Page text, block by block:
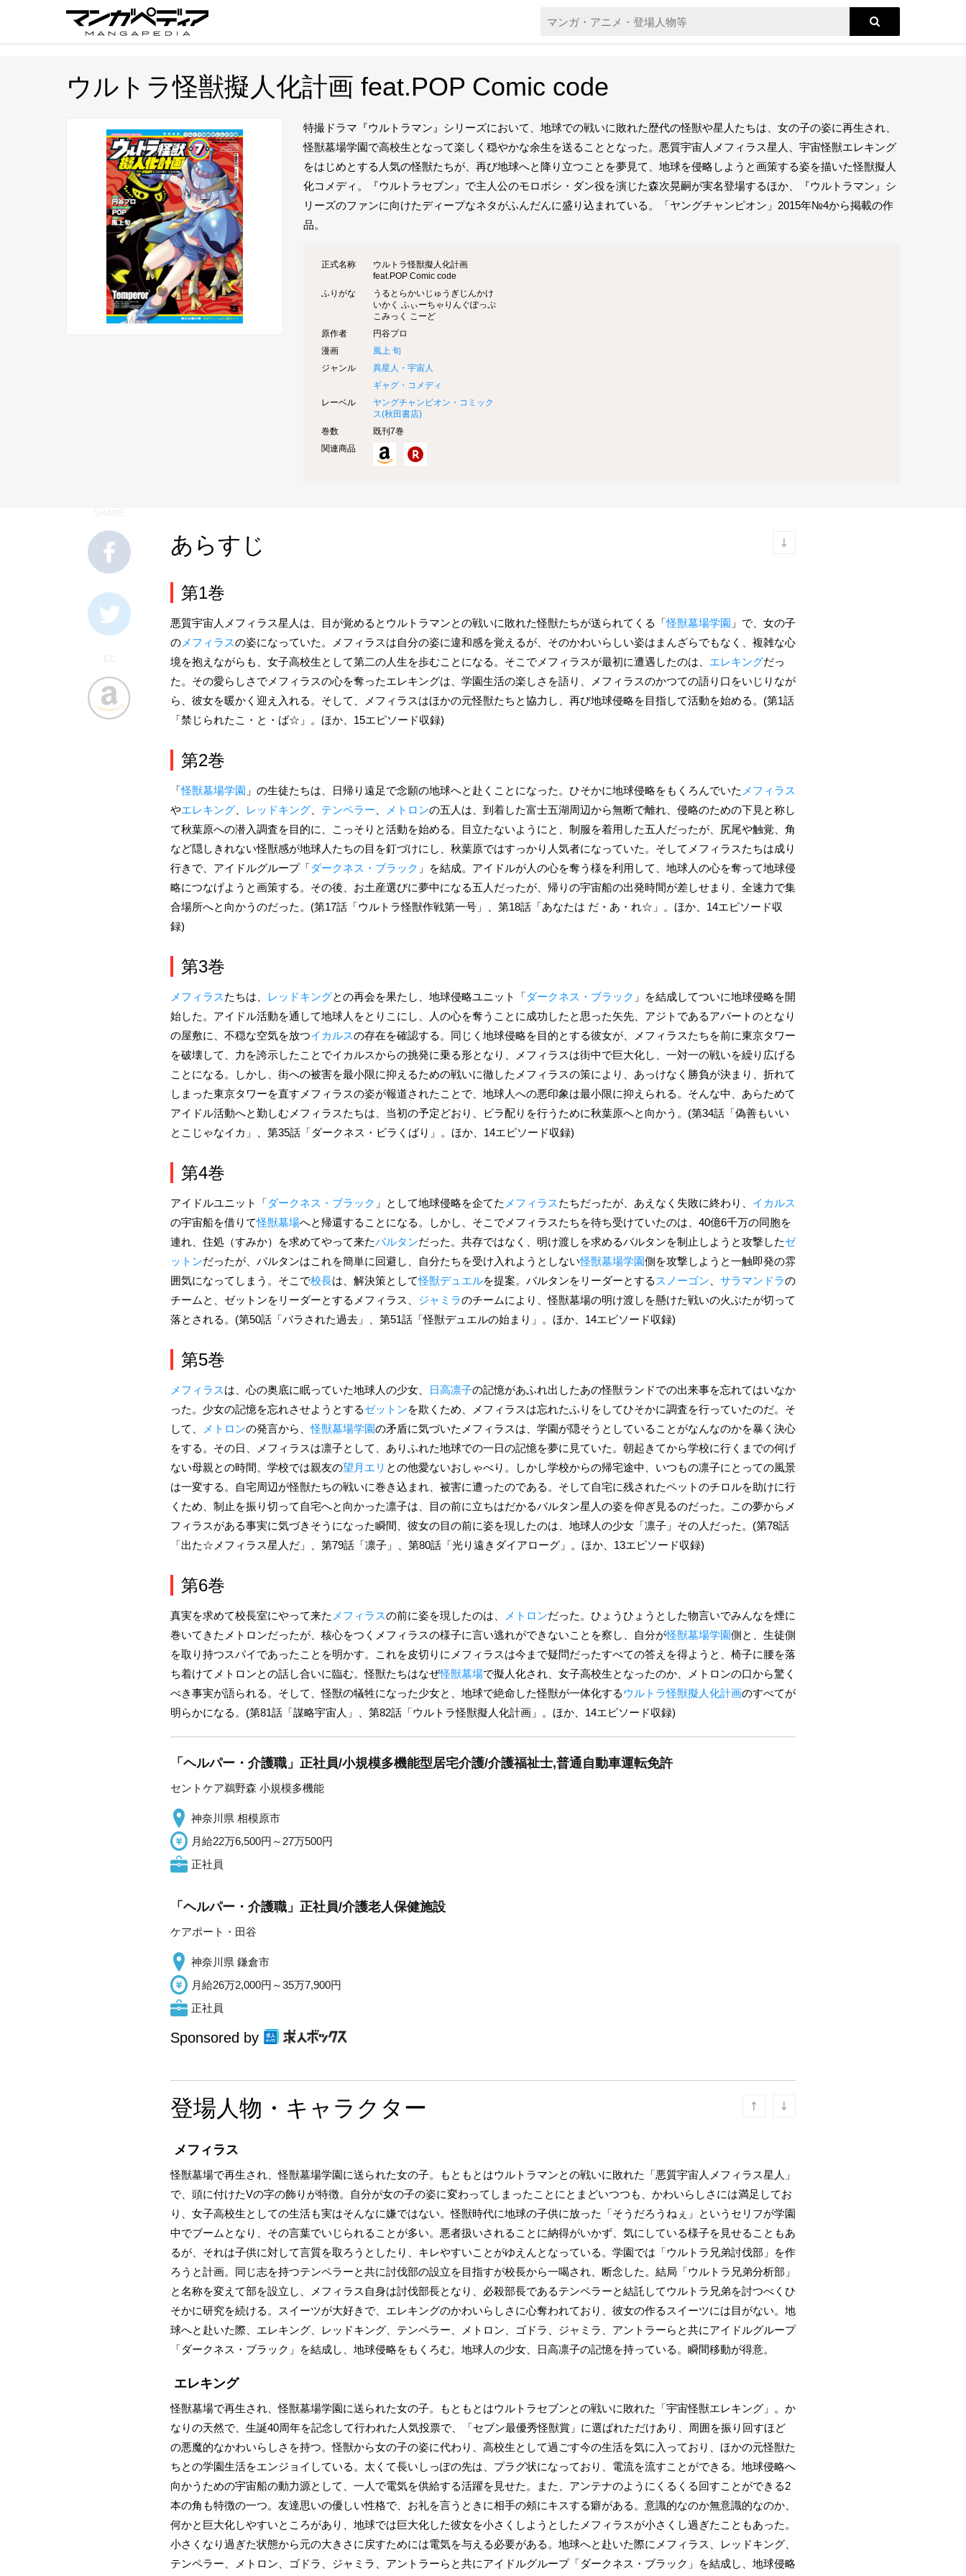
ウルトラ怪獣擬人化計画 feat.POP Comic code
特撮ドラマ『ウルトラマン』シリーズにおいて、地球での戦いに敗れた歴代の怪獣や星人たちは、女の子の姿に再生され、
怪獣墓場学園で高校生となって楽しく穏やかな余生を送ることとなった。悪質宇宙人メフィラス星人、宇宙怪獣エレキング
をはじめとする人気の怪獣たちが、再び地球へと降り立つことを夢見て、地球を侵略しようと画策する姿を描いた怪獣擬人
化コメディ。『ウルトラセブン』で主人公のモロボシ・ダン役を演じた森次晃嗣が実名登場するほか、『ウルトラマン』シ
リーズのファンに向けたディープなネタがふんだんに盛り込まれている。「ヤングチャンピオン」2015年№4から掲載の作
品。
正式名称
ウルトラ怪獣擬人化計画
feat.POP Comic code
ふりがな
うるとらかいじゅうぎじんかけ
いかく ふぃーちゃりんぐぽっぷ
こみっく こーど
原作者
円谷プロ
漫画
風上 旬
ジャンル
異星人・宇宙人
ギャグ・コメディ
レーベル
ヤングチャンピオン・コミック
ス(秋田書店)
巻数
既刊7巻
関連商品
あらすじ
第1巻
悪質宇宙人メフィラス星人は、目が覚めるとウルトラマンとの戦いに敗れた怪獣たちが送られてくる「怪獣墓場学園 」で、女の子
の メフィラスの姿になっていた。メフィラスは自分の姿に違和感を覚えるが、そのかわいらしい姿はまんざらでもなく、複雑な心
境を抱えながらも、女子高校生として第二の人生を歩むことになる。そこでメフィラスが最初に遭遇したのは、 エレキングだっ
た。その愛らしさでメフィラスの心を奪ったエレキングは、学園生活の楽しさを語り、メフィラスのかつての語り口をいじりなが
ら、彼女を暖かく迎え入れる。そして、メフィラスはほかの元怪獣たちと協力し、再び地球侵略を目指して活動を始める。(第1話
「禁じられたこ・と・ば☆」。ほか、15エピソード収録)
第2巻
「怪獣墓場学園 」の生徒たちは、日帰り遠足で念願の地球へと赴くことになった。ひそかに地球侵略をもくろんでいた メフィラス
やエレキング レッドキング テンペラー メトロンの五人は、到着した富士五湖周辺から無断で離れ、侵略のための下見と称し
て秋葉原への潜入調査を目的に、こっそりと活動を始める。目立たないようにと、制服を着用した五人だったが、尻尾や触覚、角
など隠しきれない怪獣感が地球人たちの目を釘づけにし、秋葉原ではすっかり人気者になっていた。そしてメフィラスたちは成り
行きで、アイドルグループ「ダークネス・ブラック 」を結成。アイドルが人の心を奪う様を利用して、地球人の心を奪って地球侵
略につなげようと画策する。その後、お土産選びに夢中になる五人だったが、帰りの宇宙船の出発時間が差しせまり、全速力で集
合場所へと向かうのだった。(第17話「ウルトラ怪獣作戦第一号」、第18話「あなたは だ・あ・れ☆」。ほか、14エピソード収
録)
第3巻
メフィラスたちは、 レッドキングとの再会を果たし、地球侵略ユニット「ダークネス・ブラック 」を結成してついに地球侵略を開
始した。アイドル活動を通して地球人をとりこにし、人の心を奪うことに成功したと思った矢先、アジトであるアパートのとなり
の屋敷に、不穏な空気を放つイカルスの存在を確認する。同じく地球侵略を目的とする彼女が、メフィラスたちを前に東京タワー
を破壊して、力を誇示したことでイカルスからの挑発に乗る形となり、メフィラスは街中で巨大化し、一対一の戦いを繰り広げる
ことになる。しかし、街への被害を最小限に抑えるための戦いに徹したメフィラスの策により、あっけなく勝負が決まり、折れて
しまった東京タワーを直すメフィラスの姿が報道されたことで、地球人への悪印象は最小限に抑えられる。そんな中、あらためて
アイドル活動へと勤しむメフィラスたちは、当初の予定どおり、ビラ配りを行うために秋葉原へと向かう。(第34話「偽善もいい
とこじゃなイカ」、第35話「ダークネス・ビラくばり」。ほか、14エピソード収録)
第4巻
アイドルユニット「ダークネス・ブラック 」として地球侵略を企てた メフィラスたちだったが、あえなく失敗に終わり、 イカルス
の宇宙船を借りて怪獣墓場へと帰還することになる。しかし、そこでメフィラスたちを待ち受けていたのは、40億6千万の同胞を
連れ、住処（すみか）を求めてやって来たバルタンだった。共存ではなく、明け渡しを求めるバルタンを制止しようと攻撃したゼ
ットンだったが、バルタンはこれを簡単に回避し、自分たちを受け入れようとしない怪獣墓場学園側を攻撃しようと一触即発の雰
囲気になってしまう。そこで校長は、解決策として怪獣デュエルを提案。バルタンをリーダーとする スノーゴン サラマンドラの
チームと、ゼットンをリーダーとするメフィラス、 ジャミラのチームにより、怪獣墓場の明け渡しを懸けた戦いの火ぶたが切って
落とされる。(第50話「バラされた過去」、第51話「怪獣デュエルの始まり」。ほか、14エピソード収録)
第5巻
メフィラスは、心の奥底に眠っていた地球人の少女、 日高凛子の記憶があふれ出したあの怪獣ランドでの出来事を忘れてはいなか
った。少女の記憶を忘れさせようとするゼットンを欺くため、メフィラスは忘れたふりをしてひそかに調査を行っていたのだ。そ
して、
メトロンの発言から、怪獣墓場学園の矛盾に気づいたメフィラスは、学園が隠そうとしていることがなんなのかを暴く決心
をする。その日、メフィラスは凛子として、ありふれた地球での一日の記憶を夢に見ていた。朝起きてから学校に行くまでの何げ
ない母親との時間、学校では親友の望月エリ との他愛ないおしゃべり。しかし学校からの帰宅途中、いつもの凛子にとっての風景
は一変する。自宅周辺が怪獣たちの戦いに巻き込まれ、被害に遭ったのである。そして自宅に残されたペットのチロルを助けに行
くため、制止を振り切って自宅へと向かった凛子は、目の前に立ちはだかるバルタン星人の姿を仰ぎ見るのだった。この夢からメ
フィラスがある事実に気づきそうになった瞬間、彼女の目の前に姿を現したのは、地球人の少女「凛子」その人だった。(第78話
「出た☆メフィラス星人だ」、第79話「凛子」、第80話「光り遠きダイアローグ」。ほか、13エピソード収録)
第6巻
真実を求めて校長室にやって来た メフィラスの前に姿を現したのは、 メトロンだった。ひょうひょうとした物言いでみんなを煙に
巻いてきたメトロンだったが、核心をつくメフィラスの様子に言い逃れができないことを察し、自分が怪獣墓場学園側と、生徒側
を取り持つスパイであったことを明かす。これを皮切りにメフィラスは今まで疑問だったすべての答えを得ようと、椅子に腰を落
ち着けてメトロンとの話し合いに臨む。怪獣たちはなぜ怪獣墓場で擬人化され、女子高校生となったのか、メトロンの口から驚く
べき事実が語られる。そして、怪獣の犠牲になった少女と、地球で絶命した怪獣が一体化するウルトラ怪獣擬人化計画のすべてが
明らかになる。(第81話「謀略宇宙人」、第82話「ウルトラ怪獣擬人化計画」。ほか、14エピソード収録)
「ヘルパー・介護職」正社員/小規模多機能型居宅介護/介護福祉士,普通自動車運転免許
セントケア鵜野森 小規模多機能
神奈川県 相模原市
月給22万6,500円～27万500円
正社員
「ヘルパー・介護職」正社員/介護老人保健施設
ケアポート・田谷
神奈川県 鎌倉市
月給26万2,000円～35万7,900円
正社員
Sponsored by
登場人物・キャラクター
メフィラス
怪獣墓場で再生され、怪獣墓場学園に送られた女の子。もともとはウルトラマンとの戦いに敗れた「悪質宇宙人メフィラス星人」
で、頭に付けたVの字の飾りが特徴。自分が女の子の姿に変わってしまったことにとまどいつつも、かわいらしさには満足してお
り、女子高校生としての生活も実はそんなに嫌ではない。怪獣時代に地球の子供に放った「そうだろうねぇ」というセリフが学園
中でブームとなり、その言葉でいじられることが多い。悪者扱いされることに納得がいかず、気にしている様子を見せることもあ
るが、それは子供に対して言質を取ろうとしたり、キレやすいことがゆえんとなっている。学園では「ウルトラ兄弟討伐部」を作
ろうと計画。同じ志を持つテンペラーと共に討伐部の設立を目指すが校長から一喝され、断念した。結局「ウルトラ兄弟分析部」
と名称を変えて部を設立し、メフィラス自身は討伐部長となり、必殺部長であるテンペラーと結託してウルトラ兄弟を討つべくひ
そかに研究を続ける。スイーツが大好きで、エレキングのかわいらしさに心奪われており、彼女の作るスイーツには目がない。地
球へと赴いた際、エレキング、レッドキング、テンペラー、メトロン、ゴドラ、ジャミラ、アントラーらと共にアイドルグループ
「ダークネス・ブラック」を結成し、地球侵略をもくろむ。地球人の少女、日高凛子の記憶を持っている。瞬間移動が得意。
エレキング
怪獣墓場で再生され、怪獣墓場学園に送られた女の子。もともとはウルトラセブンとの戦いに敗れた「宇宙怪獣エレキング」。か
なりの天然で、生誕40周年を記念して行われた人気投票で、「セブン最優秀怪獣賞」に選ばれただけあり、周囲を振り回すほど
の悪魔的なかわいらしさを持つ。怪獣から女の子の姿に代わり、高校生として過ごす今の生活を気に入っており、ほかの元怪獣た
ちとの学園生活をエンジョイしている。太くて長いしっぽの先は、プラグ状になっており、電流を流すことができる。地球侵略へ
向かうための宇宙船の動力源として、一人で電気を供給する活躍を見せた。また、アンテナのようにくるくる回すことができる2
本の角も特徴の一つ。友達思いの優しい性格で、お礼を言うときに相手の頰にキスする癖がある。意識的なのか無意識的なのか、
何かと巨大化しやすいところがあり、地球では巨大化した彼女を小さくしようとしたメフィラスが小さくし過ぎたこともあった。
小さくなり過ぎた状態から元の大きさに戻すためには電気を与える必要がある。地球へと赴いた際にメフィラス、レッドキング、
テンペラー、メトロン、ゴドラ、ジャミラ、アントラーらと共にアイドルグループ「ダークネス・ブラック」を結成し、地球侵略